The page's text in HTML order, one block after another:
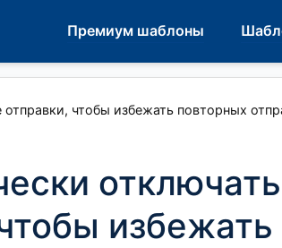
Премиум шаблоны
чтобы избежать повторных
отключать
избежать